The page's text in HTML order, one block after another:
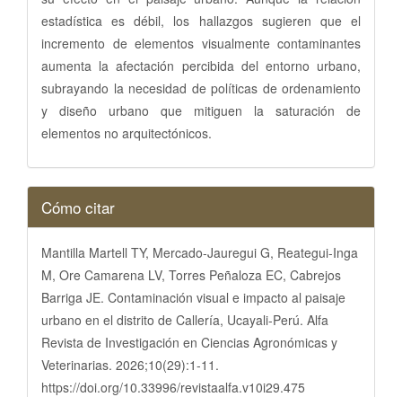
estadística es débil, los hallazgos sugieren que el
incremento de elementos visualmente contaminantes
aumenta la afectación percibida del entorno urbano,
subrayando la necesidad de políticas de ordenamiento
y diseño urbano que mitiguen la saturación de
elementos no arquitectónicos.
Detalles
del
artículo
Cómo citar
Mantilla Martell TY, Mercado-Jauregui G, Reategui-Inga
M, Ore Camarena LV, Torres Peñaloza EC, Cabrejos
Barriga JE. Contaminación visual e impacto al paisaje
urbano en el distrito de Callería, Ucayali-Perú. Alfa
Revista de Investigación en Ciencias Agronómicas y
Veterinarias. 2026;10(29):1-11.
https://doi.org/10.33996/revistaalfa.v10i29.475